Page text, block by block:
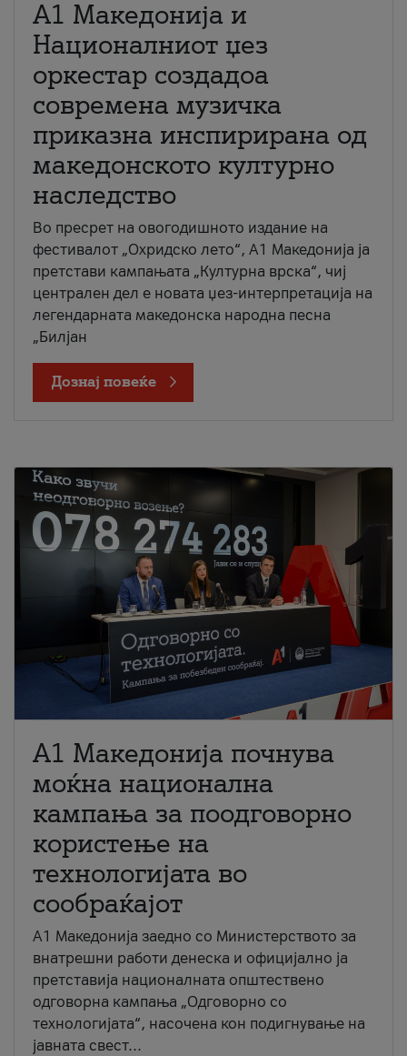
А1 Македонија и
Националниот џез
оркестар создадоа
современа музичка
приказна инспирирана од
македонското културно
наследство
Во пресрет на овогодишното издание на
фестивалот „Охридско лето“, А1 Македонија ја
претстави кампањата „Културна врска“, чиј
централен дел е новата џез-интерпретација на
легендарната македонска народна песна
„Билјан
Дознај повеќе
A1 Македонија почнува
моќна национална
кампања за поодговорно
користење на
технологијата во
сообраќајот
A1 Македонија заедно со Министерството за
внатрешни работи денеска и официјално ја
претставија националната општествено
одговорна кампања „Одговорно со
технологијата“, насочена кон подигнување на
јавната свест...